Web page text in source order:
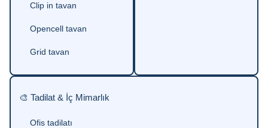
Clip in tavan
Opencell tavan
Grid tavan
🎨 Tadilat & İç Mimarlık
Ofis tadilatı